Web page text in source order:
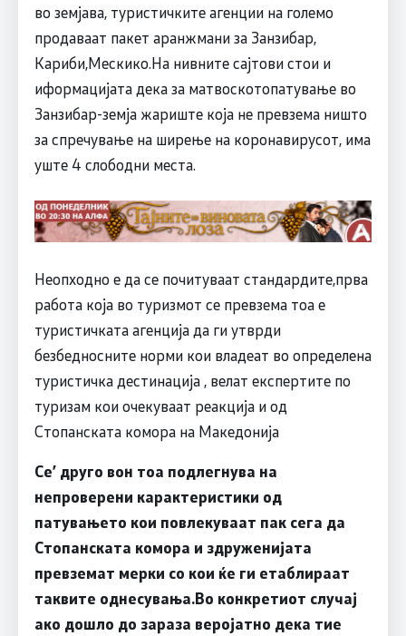
во земјава, туристичките агенции на големо
продаваат пакет аранжмани за Занзибар,
Кариби,Мескико.На нивните сајтови стои и
иформацијата дека за матвоскотопатување во
Занзибар-земја жариште која не превзема ништо
за спречување на ширење на коронавирусот, има
уште 4 слободни места.
Неопходно е да се почитуваат стандардите,прва
работа која во туризмот се превзема тоа е
туристичката агенција да ги утврди
безбедносните норми кои владеат во определена
туристичка дестинација , велат експертите по
туризам кои очекуваат реакција и од
Стопанската комора на Македонија
Се’ друго вон тоа подлегнува на
непроверени карактеристики од
патувањето кои повлекуваат пак сега да
Стопанската комора и здруженијата
превземат мерки со кои ќе ги етаблираат
таквите однесувања.Во конкретиот случај
ако дошло до зараза веројатно дека тие